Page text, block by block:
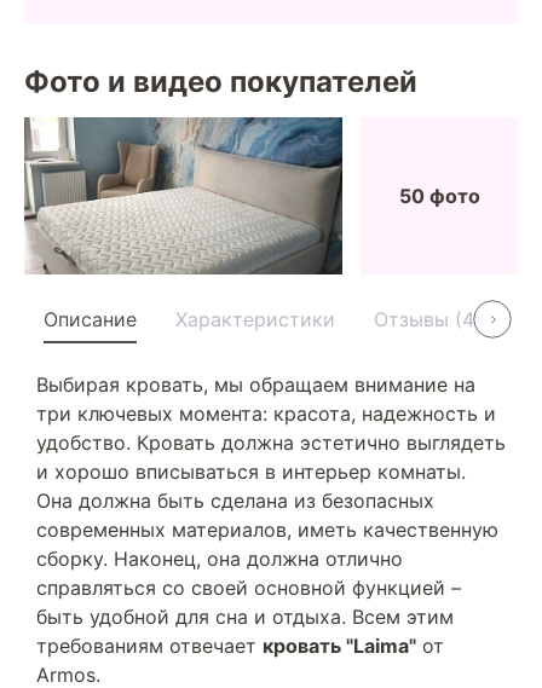
Фото и видео покупателей
50 фото
Описание Характеристики Отзывы (40)
Выбирая кровать, мы обращаем внимание на
три ключевых момента: красота, надежность и
удобство. Кровать должна эстетично выглядеть
и хорошо вписываться в интерьер комнаты.
Она должна быть сделана из безопасных
современных материалов, иметь качественную
сборку. Наконец, она должна отлично
справляться со своей основной функцией –
быть удобной для сна и отдыха. Всем этим
требованиям отвечает кровать "Laima" от
Armos.